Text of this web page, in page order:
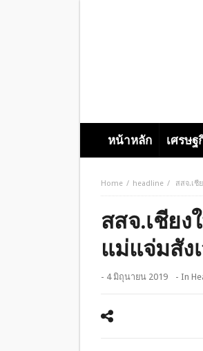
หน้าหลัก เศรษฐ
Home headline สสจ.เชี
สสจ.เชียง
แม่แจ่มสัง
- 4 มิถุนายน 2019 - In